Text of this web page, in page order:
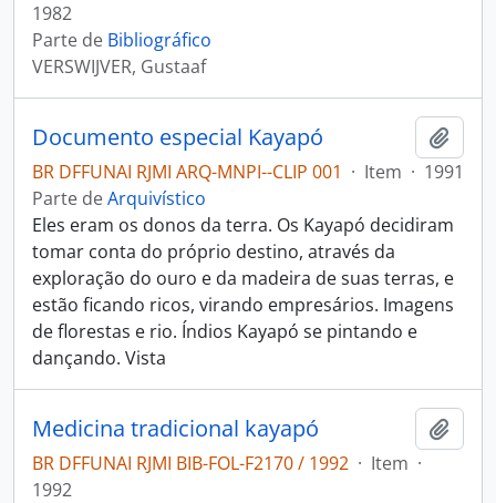
1982
Parte de Bibliográfico
VERSWIJVER, Gustaaf
Documento especial Kayapó
BR DFFUNAI RJMI ARQ-MNPI--CLIP 001 · Item · 1991
Parte deArquivístico
Eles eram os donos da terra. Os Kayapó decidiram
tomar conta do próprio destino, através da
exploração do ouro e da madeira de suas terras, e
estão ficando ricos, virando empresários. Imagens
de florestas e rio. Índios Kayapó se pintando e
dançando. Vista
Medicina tradicional kayapó
BR DFFUNAI RJMI BIB-FOL-F2170 / 1992 · Item ·
1992